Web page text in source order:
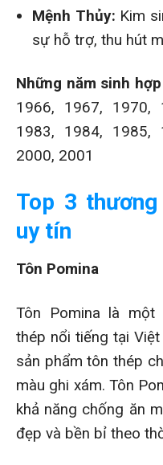
Mệnh Thủy: Kim
sự hỗ trợ, thu hút
Những năm sinh
1966, 1967, 1970,
1983, 1984, 1985,
2000, 2001
Top 3
uy tín
Tôn Pomina
Tôn Pomina là
thép nổi tiếng tại
sản phẩm tôn thép
màu ghi xám. Tôn
khả năng chống ăn
đẹp và bền bỉ theo